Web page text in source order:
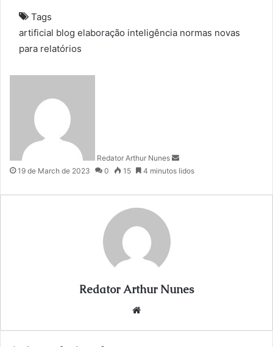
Tags
artificial blog elaboração inteligência normas novas
para relatórios
Redator Arthur Nunes
m
i
19 de March de 2023 0 15 4 minutos lidos
Redator Arthur Nunes